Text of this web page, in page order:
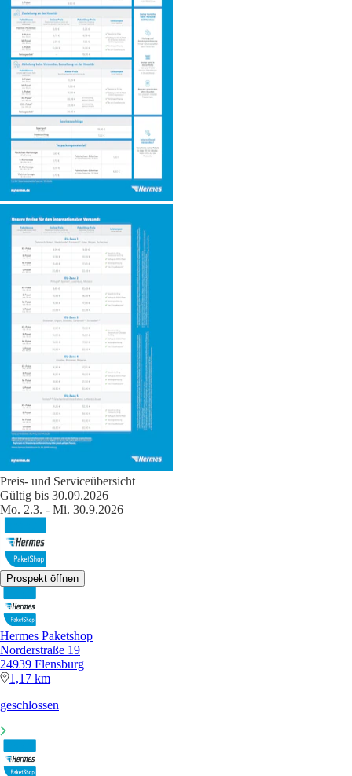
Preis- und Serviceübersicht
Gültig bis 30.09.2026
Mo. 2.3. - Mi. 30.9.2026
Prospekt öffnen
Hermes Paketshop
Norderstraße 19
24939 Flensburg
1,17 km
geschlossen